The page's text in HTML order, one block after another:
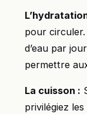
pour circuler.
d’eau par
permettre
La cuisson :
privilégiez